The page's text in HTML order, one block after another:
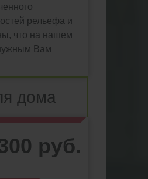
рельефа и
что на нашем
Вам
дома
руб.